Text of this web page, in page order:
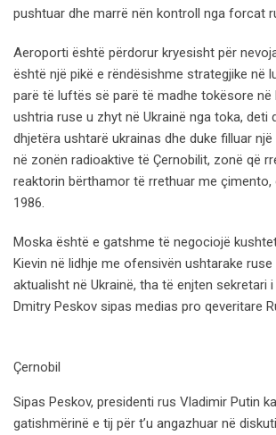
pushtuar dhe marrë nën kontroll nga forcat
Aeroporti është përdorur kryesisht për
është një pikë e rëndësishme strategjike në
parë të luftës së parë të madhe tokësore në
ushtria ruse u zhyt në Ukrainë nga toka, deti
dhjetëra ushtarë ukrainas dhe duke filluar
në zonën radioaktive të Çernobilit, zonë që
reaktorin bërthamor të rrethuar me çimento,
1986.
Moska është e gatshme të negociojë
Kievin në lidhje me ofensivën ushtarake
aktualisht në Ukrainë, tha të enjten sekretari
Dmitry Peskov sipas medias pro qeveritare
Çernobil
Sipas Peskov, presidenti rus Vladimir Putin
gatishmërinë e tij për t’u angazhuar në